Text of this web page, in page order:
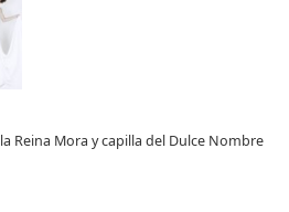
Reina Mora y capilla del Dulce Nombre